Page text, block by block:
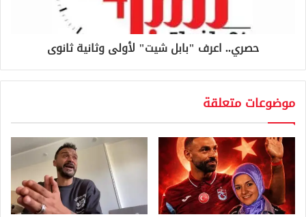
حصري.. اعرف "بابل شيت" لأولى وثانية ثانوى
موضوعات متعلقة